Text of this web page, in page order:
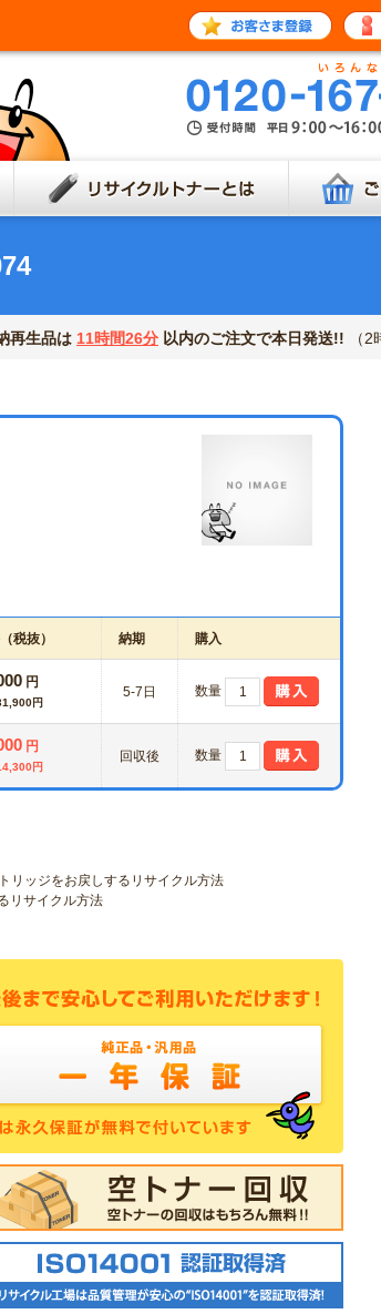
お客
e-tonerの特徴 リサイクル
再生品は 11時間26分 以内のご注文で本日発送!! （
税抜） 納期 購入
円
円
5-7日 数量
円
円
回収後 数量
リッジをお戻しするリサイクル方法
リサイクル方法